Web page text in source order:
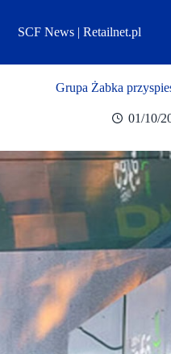
treściSCF News | Retailnet.pl
Grupa Żabka
01/10/